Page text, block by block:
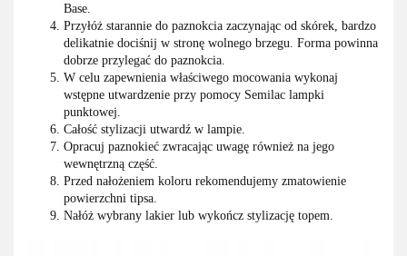
Base.
Przyłóż starannie do paznokcia zaczynając od skórek, bardzo
delikatnie dociśnij w stronę wolnego brzegu. Forma powinna
dobrze przylegać do paznokcia.
W celu zapewnienia właściwego mocowania wykonaj
wstępne utwardzenie przy pomocy Semilac lampki
punktowej.
Całość stylizacji utwardź w lampie.
Opracuj paznokieć zwracając uwagę również na jego
wewnętrzną część.
Przed nałożeniem koloru rekomendujemy zmatowienie
powierzchni tipsa.
Nałóż wybrany lakier lub wykończ stylizację topem.